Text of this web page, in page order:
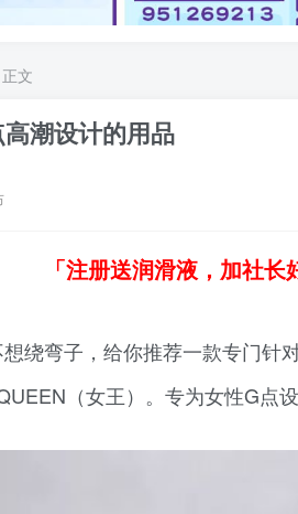
正文
潮设计的用品
「注册送润滑液，加社
绕弯子，给你推荐一款专门针
（女王）。专为女性G点